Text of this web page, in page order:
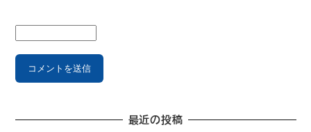
最近の投稿